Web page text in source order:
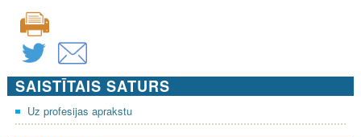
SAISTĪTAIS SATURS
Uz profesijas aprakstu